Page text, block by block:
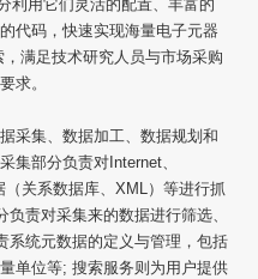
利用它们灵活的配置、丰富的
代码，快速实现海量电子元器
满足技术研究人员与市场采购
求。
采集、数据加工、数据规划和
集部分负责对Internet、
（关系数据库、XML）等进行抓
责对采集来的数据进行筛选、
系统元数据的定义与管理，包括
单位等; 搜索服务则为用户提供